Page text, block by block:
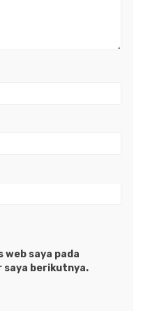
web saya pada
saya berikutnya.